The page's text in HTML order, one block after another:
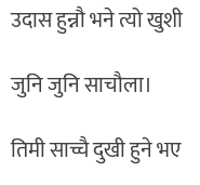
उदास हुन्नौ भने त्यो खुशी
जुनि जुनि साचौला।
तिमी साच्चै दुखी हुने भए